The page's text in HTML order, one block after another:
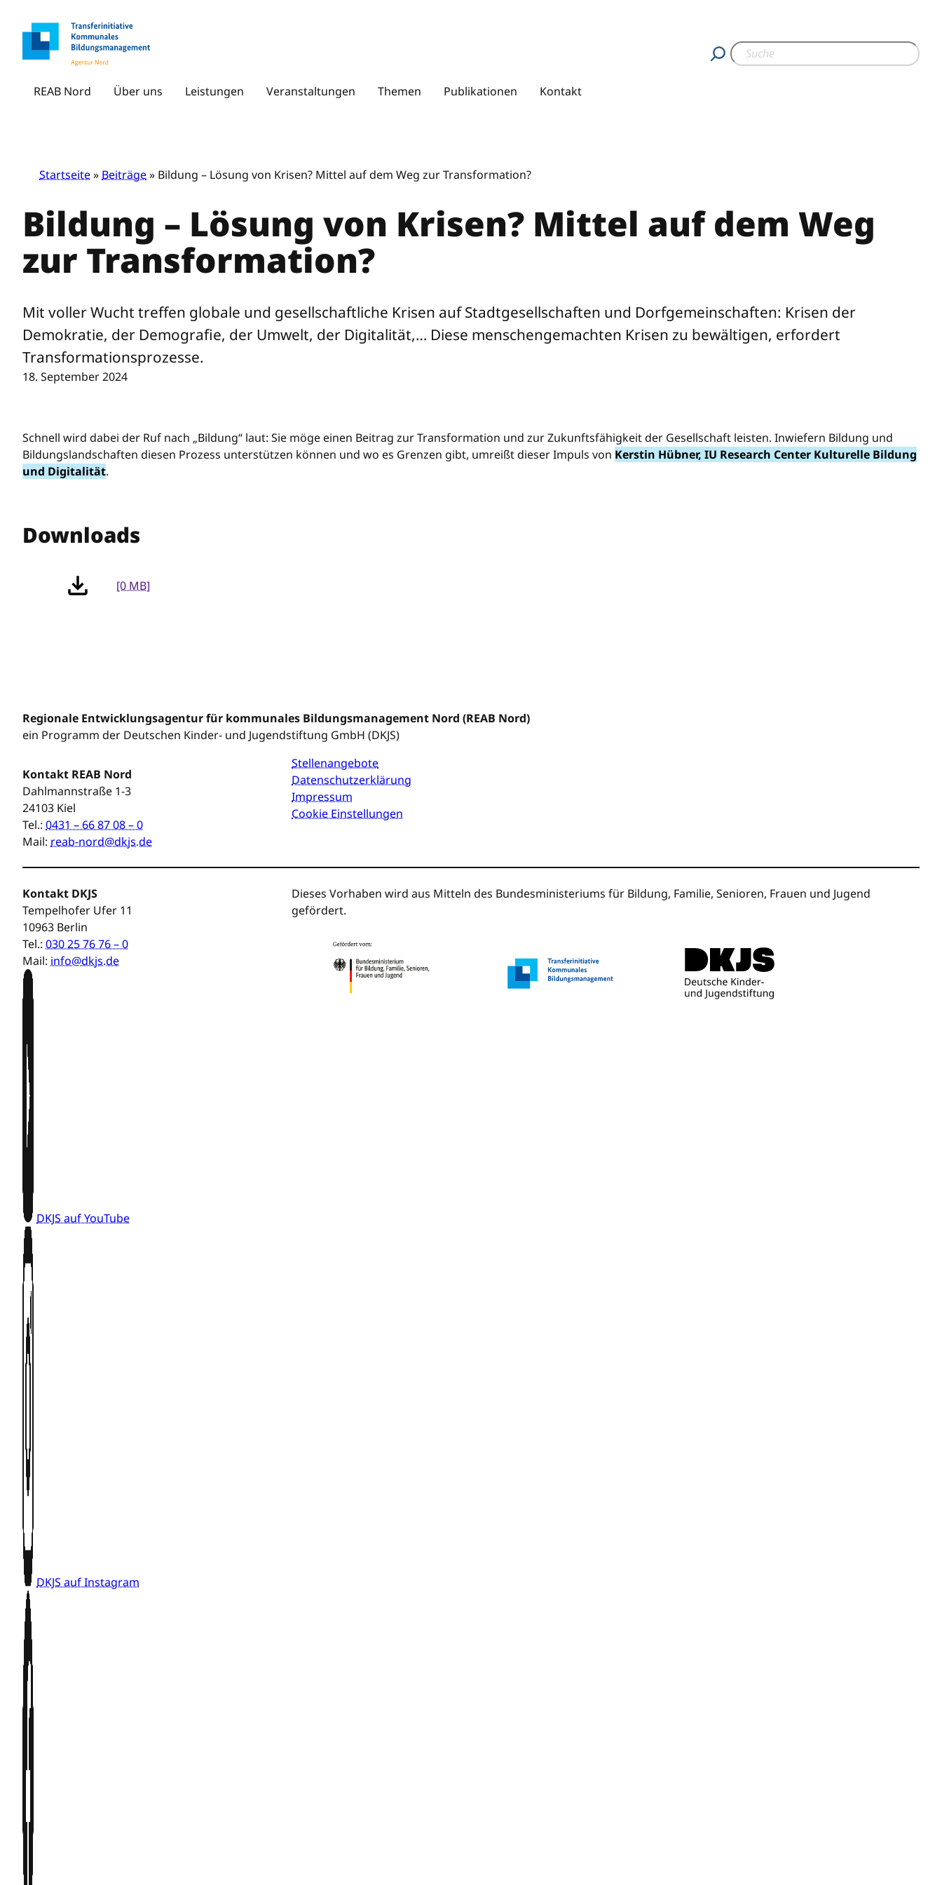
Inhalt
springen
c
h
REAB Nord Über uns Leistungen Veranstaltungen Themen Publikationen Kontakt
Startseite» Beiträge» Bildung – Lösung von Krisen? Mittel auf dem Weg zur Transformation?
Bildung – Lösung von Krisen? Mittel auf dem Weg
zur Transformation?
Mit voller Wucht treffen globale und gesellschaftliche Krisen auf Stadtgesellschaften und Dorfgemeinschaften: Krisen der
Demokratie, der Demografie, der Umwelt, der Digitalität,… Diese menschengemachten Krisen zu bewältigen, erfordert
Transformationsprozesse.
18. September 2024
Schnell wird dabei der Ruf nach „Bildung“ laut: Sie möge einen Beitrag zur Transformation und zur Zukunftsfähigkeit der Gesellschaft leisten. Inwiefern Bildung und
Bildungslandschaften diesen Prozess unterstützen können und wo es Grenzen gibt, umreißt dieser Impuls von Kerstin Hübner, IU Research Center Kulturelle Bildung
und Digitalität.
Downloads
[0 MB]
Regionale Entwicklungsagentur für kommunales Bildungsmanagement Nord (REAB Nord)
ein Programm der Deutschen Kinder- und Jugendstiftung GmbH (DKJS)
Kontakt REAB Nord
Dahlmannstraße 1-3
24103 Kiel
Tel.: 0431 – 66 87 08 – 0
Mail: reab-nord@dkjs.de
Stellenangebote
Datenschutzerklärung
Impressum
Cookie Einstellungen
Kontakt DKJS
Tempelhofer Ufer 11
10963 Berlin
Tel.: 030 25 76 76 – 0
Mail: info@dkjs.de
DKJS auf YouTube
DKJS auf Instagram
Dieses Vorhaben wird aus Mitteln des Bundesministeriums für Bildung, Familie, Senioren, Frauen und Jugend
gefördert.